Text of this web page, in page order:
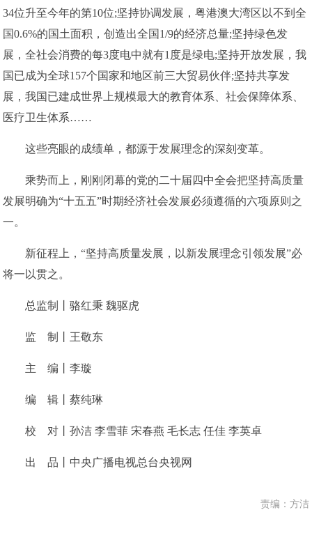
34位升至今年的第10位;坚持协调发展，粤港澳大湾区以不到全
国0.6%的国土面积，创造出全国1/9的经济总量;坚持绿色发
展，全社会消费的每3度电中就有1度是绿电;坚持开放发展，我
国已成为全球157个国家和地区前三大贸易伙伴;坚持共享发
展，我国已建成世界上规模最大的教育体系、社会保障体系、
医疗卫生体系……
这些亮眼的成绩单，都源于发展理念的深刻变革。
乘势而上，刚刚闭幕的党的二十届四中全会把坚持高质量
发展明确为“十五五”时期经济社会发展必须遵循的六项原则之
一。
新征程上，“坚持高质量发展，以新发展理念引领发展”必
将一以贯之。
总监制丨骆红秉 魏驱虎
监 制丨王敬东
主 编丨李璇
编 辑丨蔡纯琳
校 对丨孙洁 李雪菲 宋春燕 毛长志 任佳 李英卓
出 品丨中央广播电视总台央视网
责编：方洁